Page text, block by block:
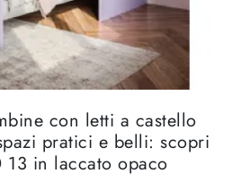
con letti a castello
pratici e belli: scopri
in laccato opaco